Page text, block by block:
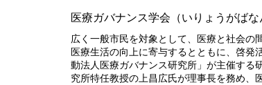
医療ガバナンス学会（いりょうがばな
広く一般市民を対象として、医療と社会の
医療生活の向上に寄与するとともに、啓
動法人医療ガバナンス研究所」が主催する
究所特任教授の上昌広氏が理事長を務め、